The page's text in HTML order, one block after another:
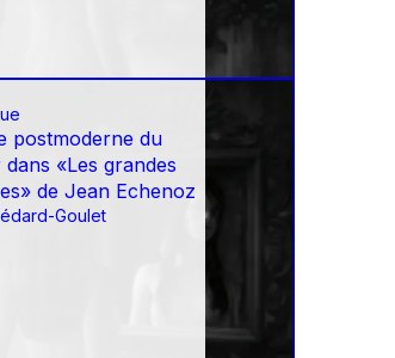
postmoderne du
dans «Les grandes
de Jean Echenoz
Goulet